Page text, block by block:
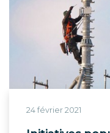
24 février 2021